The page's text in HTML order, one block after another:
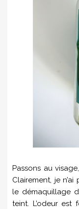
Passons au
Clairement, je
le démaquillage
teint. L’odeur